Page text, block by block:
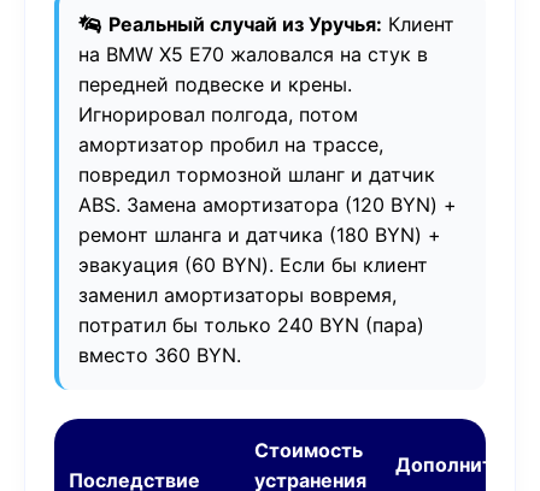
Реальный случай из Уручья: Клиент
на BMW X5 E70 жаловался на стук в
передней подвеске и крены.
Игнорировал полгода, потом
амортизатор пробил на трассе,
повредил тормозной шланг и датчик
ABS. Замена амортизатора (120 BYN) +
ремонт шланга и датчика (180 BYN) +
эвакуация (60 BYN). Если бы клиент
заменил амортизаторы вовремя,
потратил бы только 240 BYN (пара)
вместо 360 BYN.
Последствие
Стоимость
устранения